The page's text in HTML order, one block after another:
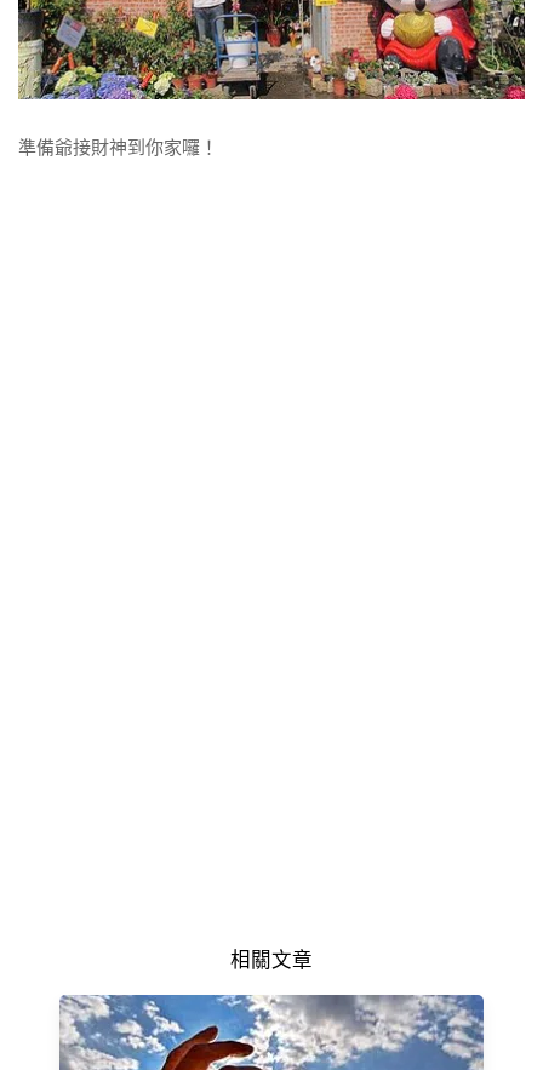
準備爺接財神到你家囉！
相關文章